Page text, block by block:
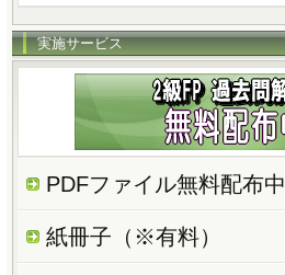
実施サービス
PDFファイル無料配布中
紙冊子（※有料）